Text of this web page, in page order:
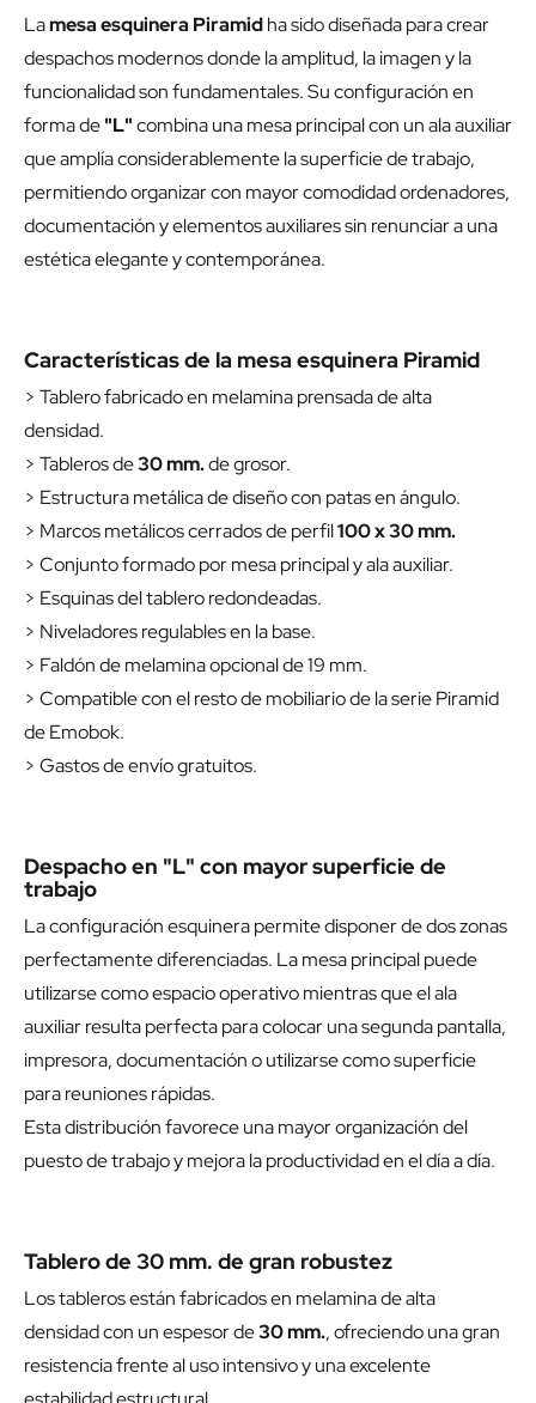
Lamesa esquinera Piramidha sido diseñada para crear
despachos modernos donde la amplitud, la imagen y la
funcionalidad son fundamentales. Su configuración en
forma de"L"combina una mesa principal con un ala auxiliar
que amplía considerablemente la superficie de trabajo,
permitiendo organizar con mayor comodidad ordenadores,
documentación y elementos auxiliares sin renunciar a una
estética elegante y contemporánea.
Características de la mesa esquinera Piramid
> Tablero fabricado en melamina prensada de alta
densidad.
> Tableros de30 mm.de grosor.
> Estructura metálica de diseño con patas en ángulo.
> Marcos metálicos cerrados de perfil100 x 30 mm.
> Conjunto formado por mesa principal y ala auxiliar.
> Esquinas del tablero redondeadas.
> Niveladores regulables en la base.
> Faldón de melamina opcional de 19 mm.
> Compatible con el resto de mobiliario de la serie Piramid
de Emobok.
> Gastos de envío gratuitos.
Despacho en "L" con mayor superficie de
trabajo
La configuración esquinera permite disponer de dos zonas
perfectamente diferenciadas. La mesa principal puede
utilizarse como espacio operativo mientras que el ala
auxiliar resulta perfecta para colocar una segunda pantalla,
impresora, documentación o utilizarse como superficie
para reuniones rápidas.
Esta distribución favorece una mayor organización del
puesto de trabajo y mejora la productividad en el día a día.
Tablero de 30 mm. de gran robustez
Los tableros están fabricados en melamina de alta
densidad con un espesor de30 mm., ofreciendo una gran
resistencia frente al uso intensivo y una excelente